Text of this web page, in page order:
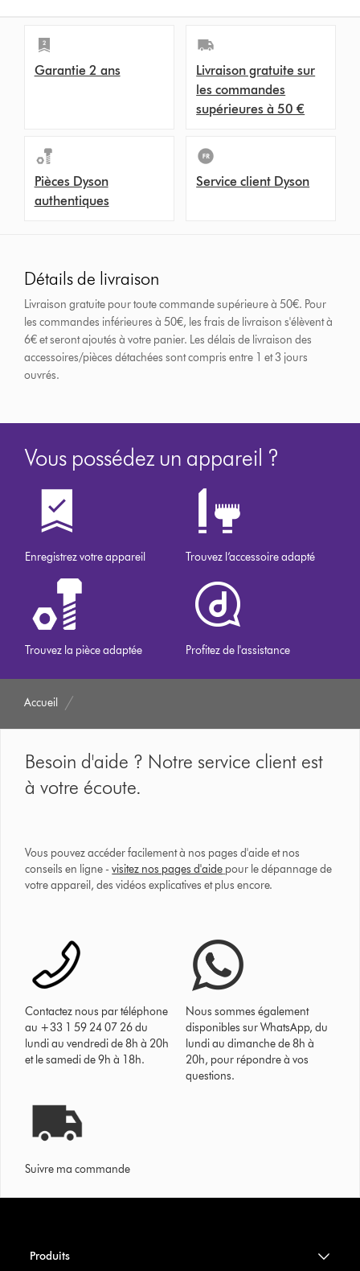
Garantie 2 ans
Livraison gratuite sur
les commandes
supérieures à 50 €
Pièces Dyson
authentiques
Service client Dyson
Détails de livraison
Livraison gratuite pour toute commande supérieure à 50€. Pour
les commandes inférieures à 50€, les frais de livraison s'élèvent à
6€ et seront ajoutés à votre panier. Les délais de livraison des
accessoires/pièces détachées sont compris entre 1 et 3 jours
ouvrés.
Vous possédez un appareil ?
Enregistrez votre appareil Trouvez l’accessoire adapté
Trouvez la pièce adaptée Profitez de l'assistance
Accueil
Besoin d'aide ? Notre service client est
à votre écoute.
Vous pouvez accéder facilement à nos pages d'aide et nos
conseils en ligne -visitez nos pages d'aide pour le dépannage de
votre appareil, des vidéos explicatives et plus encore.
Contactez nous par téléphone
au +33 1 59 24 07 26 du
lundi au vendredi de 8h à 20h
et le samedi de 9h à 18h.
Nous sommes également
disponibles sur WhatsApp, du
lundi au dimanche de 8h à
20h, pour répondre à vos
questions.
Suivre ma commande
Produits